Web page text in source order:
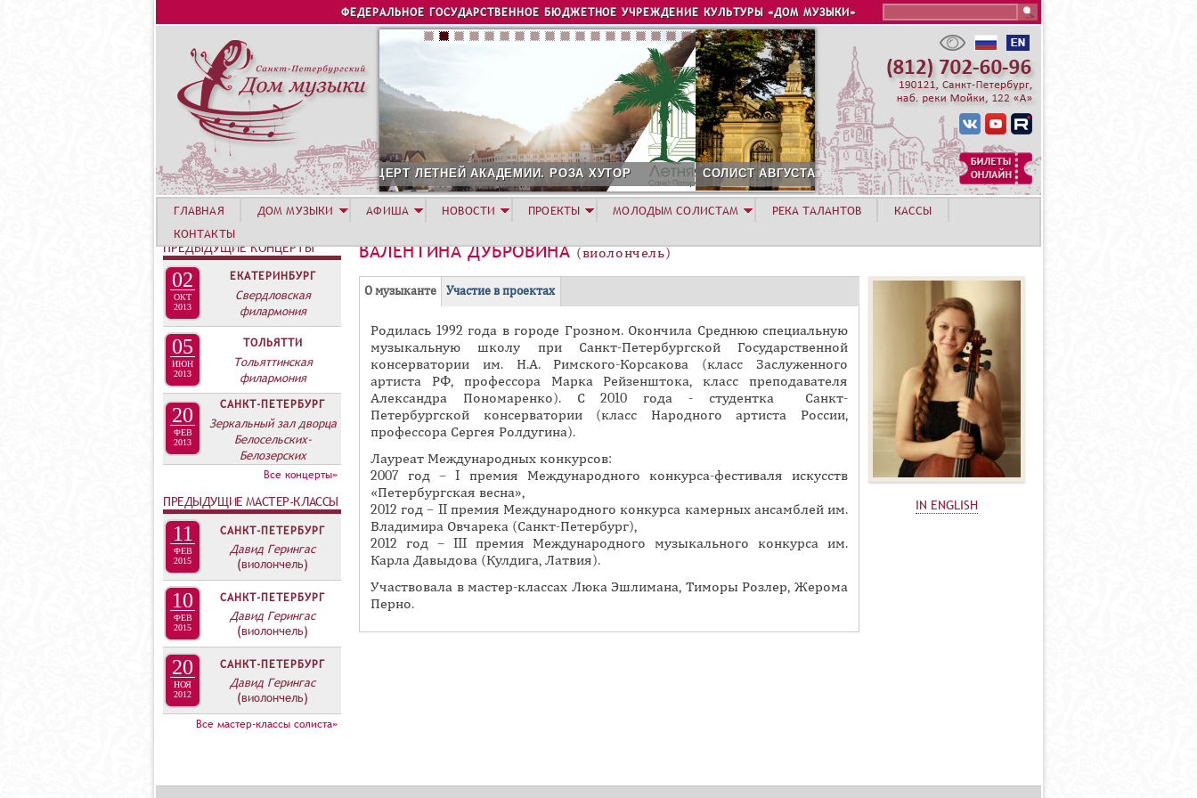
Jump to navigation
ФЕДЕРАЛЬНОЕ ГОСУДАРСТВЕННОЕ БЮДЖЕТНОЕ УЧРЕЖДЕНИЕ КУЛЬТУРЫ «ДОМ МУЗЫКИ»
12 АВГУСТА. КОНЦЕРТ ЛЕТНЕЙ АКАДЕМИИ. РОЗА ХУТОР СОЛИСТ АВГУСТА 2026 - АЛЕКСАНДР ГЕРАСИМОВ
ВАЛЕНТИНА ДУБРОВИНА(виолончель)
Г
П
П
Л
Д
О
И
П
О музыканте(
а
к
т
и
в
н
а
я
к
л
а
д
к
)
Участие в проектах
Родилась 1992 года в городе Грозном. Окончила Среднюю специальную
музыкальную школу при Санкт-Петербургской Государственной
консерватории им. Н.А. Римского-Корсакова (класс Заслуженного
артиста РФ, профессора Марка Рейзенштока, класс преподавателя
Александра Пономаренко). С 2010 года - студентка Санкт-
Петербургской консерватории (класс Народного артиста России,
профессора Сергея Ролдугина).
Лауреат Международных конкурсов:
2007 год – I премия Международного конкурса-фестиваля искусств
«Петербургская весна»,
2012 год – II премия Международного конкурса камерных ансамблей им.
Владимира Овчарека (Санкт-Петербург),
2012 год – III премия Международного музыкального конкурса им.
Карла Давыдова (Кулдига, Латвия).
Участвовала в мастер-классах Люка Эшлимана, Тиморы Розлер, Жерома
Перно.
IN ENGLISH
ГЛАВНАЯ ДОМ МУЗЫКИ АФИША НОВОСТИ ПРОЕКТЫ МОЛОДЫМ СОЛИСТАМ РЕКА ТАЛАНТОВ
КАССЫ
КОНТАКТЫ
ПРЕДЫДУЩИЕ КОНЦЕРТЫ
02
ОКТ
2013
ЕКАТЕРИНБУРГ
Свердловская
филармония
05
ИЮН
2013
ТОЛЬЯТТИ
Тольяттинская
филармония
20
ФЕВ
2013
САНКТ-ПЕТЕРБУРГ
Зеркальный зал дворца
Белосельских-
Белозерских
Все концерты»
ПРЕДЫДУЩИЕ МАСТЕР-КЛАССЫ
11
ФЕВ
2015
САНКТ-ПЕТЕРБУРГ
Давид Герингас
(виолончель)
10
ФЕВ
2015
САНКТ-ПЕТЕРБУРГ
Давид Герингас
(виолончель)
20
НОЯ
2012
САНКТ-ПЕТЕРБУРГ
Давид Герингас
(виолончель)
Все мастер-классы солиста»